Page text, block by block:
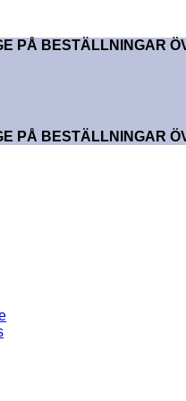
PÅ BESTÄLLNINGAR
PÅ BESTÄLLNINGAR